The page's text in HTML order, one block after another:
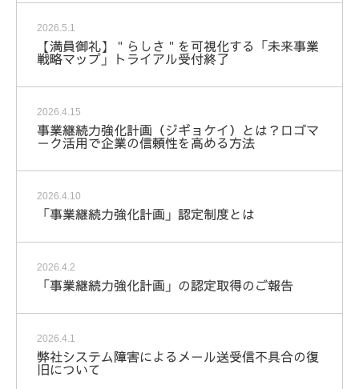
2026.5.1
【満員御礼】＂らしさ＂を可視化する「未来事業
戦略マップ」トライアル受付終了
2026.4.15
事業継続力強化計画（ジギョケイ）とは？ロゴマ
ーク活用で企業の信頼性を高める方法
2026.4.10
「事業継続力強化計画」認定制度とは
2026.4.2
「事業継続力強化計画」の認定取得のご報告
2026.4.1
弊社システム障害によるメール送受信不具合の復
旧について